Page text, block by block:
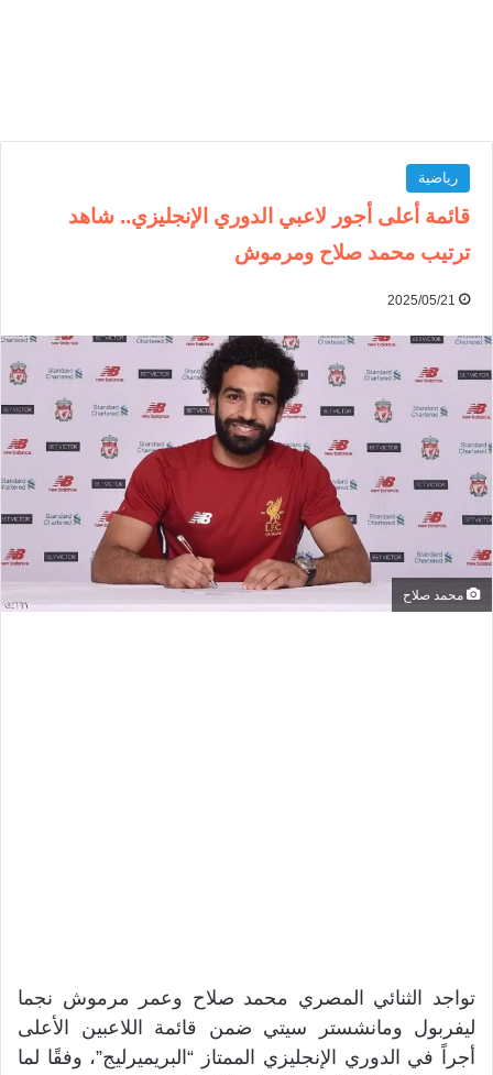
رياضية
قائمة أعلى أجور لاعبي الدوري الإنجليزي.. شاهد
ترتيب محمد صلاح ومرموش
2025/05/21
محمد صلاح
تواجد الثنائي المصري محمد صلاح وعمر مرموش نجما
ليفربول ومانشستر سيتي ضمن قائمة اللاعبين الأعلى
أجراً في الدوري الإنجليزي الممتاز “البريميرليج”، وفقًا لما